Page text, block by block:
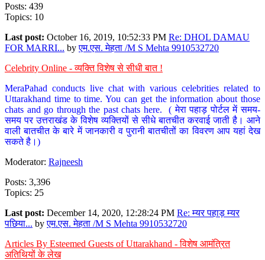
Posts: 439
Topics: 10
Last post: October 16, 2019, 10:52:33 PM Re: DHOL DAMAU
FOR MARRI... byएम.एस. मेहता /M S Mehta 9910532720
Celebrity Online - व्यक्ति विशेष से सीधी बात !
MeraPahad conducts live chat with various celebrities related to
Uttarakhand time to time. You can get the information about those
chats and go through the past chats here. ( मेरा पहाड़ पोर्टल में समय-
समय पर उत्तराखंड के विशेष व्यक्तियों से सीधे बातचीत करवाई जाती है। आने
वाली बातचीत के बारे में जानकारी व पुरानी बातचीतों का विवरण आप यहां देख
सकते है।)
Moderator: Rajneesh
Posts: 3,396
Topics: 25
Last post: December 14, 2020, 12:28:24 PM Re: म्यर पहाड़ म्यर
पछिया... byएम.एस. मेहता /M S Mehta 9910532720
Articles By Esteemed Guests of Uttarakhand - विशेष आमंत्रित
अतिथियों के लेख